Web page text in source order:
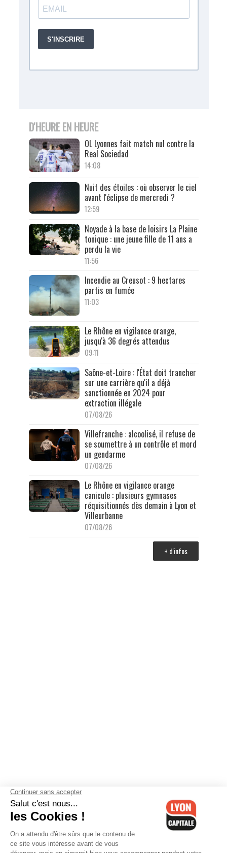
D'HEURE EN HEURE
OL Lyonnes fait match nul contre la
Real Sociedad
14:08
Nuit des étoiles : où observer le ciel
avant l'éclipse de mercredi ?
12:59
Noyade à la base de loisirs La Plaine
tonique : une jeune fille de 11 ans a
perdu la vie
11:56
Incendie au Creusot : 9 hectares
partis en fumée
11:03
Le Rhône en vigilance orange,
jusqu'à 36 degrés attendus
09:11
Saône-et-Loire : l'État doit trancher
sur une carrière qu'il a déjà
sanctionnée en 2024 pour
extraction illégale
07/08/26
Villefranche : alcoolisé, il refuse de
se soumettre à un contrôle et mord
un gendarme
07/08/26
Le Rhône en vigilance orange
canicule : plusieurs gymnases
réquisitionnés dès demain à Lyon et
Villeurbanne
07/08/26
+ d'infos